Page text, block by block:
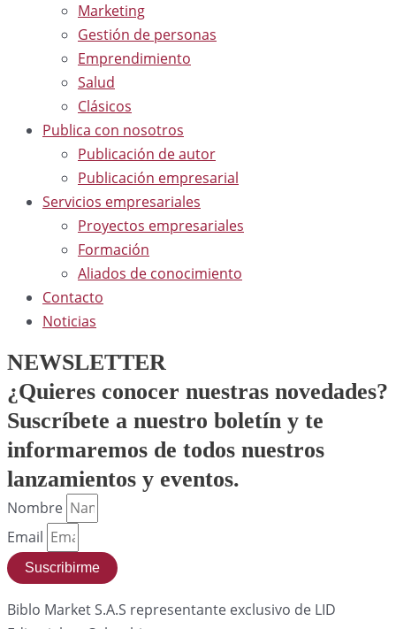
Marketing
Gestión de personas
Emprendimiento
Salud
Clásicos
Publica con nosotros
Publicación de autor
Publicación empresarial
Servicios empresariales
Proyectos empresariales
Formación
Aliados de conocimiento
Contacto
Noticias
NEWSLETTER
¿Quieres conocer nuestras novedades?
Suscríbete a nuestro boletín y te
informaremos de todos nuestros
lanzamientos y eventos.
Nombre
Email
Suscribirme
Biblo Market S.A.S representante exclusivo de LID